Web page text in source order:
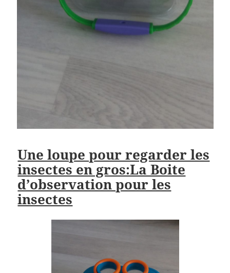
Une loupe pour regarder les
insectes en gros:La Boite
d’observation pour les
insectes